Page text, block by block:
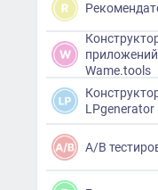
Wame.tools
LPgenerator
A/B